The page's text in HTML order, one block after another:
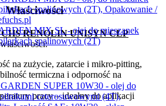
Właściwości
RENOLIN UNISYN CLP
na zużycie, zatarcie i mikro-pitting,
termiczna i odporność na
pracy – idealny do aplikacji
MIX SL - olej do mieszanek
spalinowych (2T)